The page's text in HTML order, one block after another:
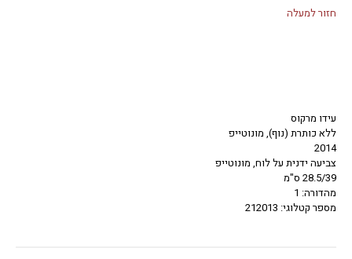
חזור למעלה
עידו מרקוס
ללא כותרת (נוף), מונוטייפ
2014
צביעה ידנית על לוח, מונוטייפ
28.5/39 ס"מ
מהדורה: 1
מספר קטלוגי: 212013